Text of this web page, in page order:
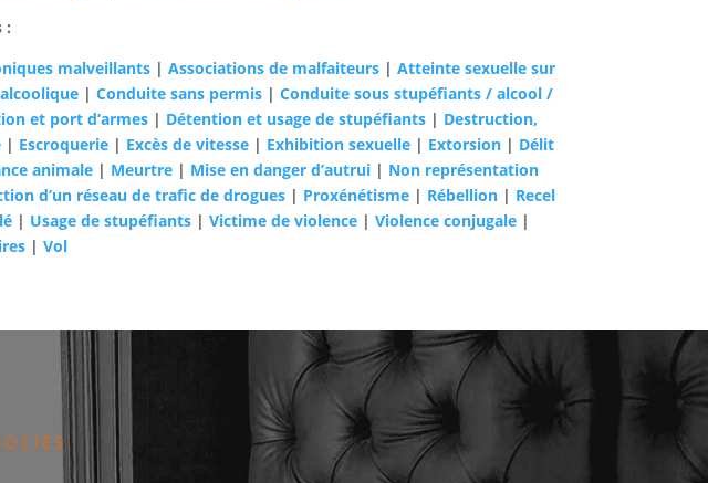
:
malveillants | Associations de malfaiteurs | Atteinte sexuelle sur
| Conduite sans permis | Conduite sous stupéfiants / alcool /
et port d’armes | Détention et usage de stupéfiants | Destruction,
| Escroquerie| Excès de vitesse| Exhibition sexuelle| Extorsion| Délit
animale | Meurtre | Mise en danger d’autrui | Non représentation
d’un réseau de trafic de drogues| Proxénétisme| Rébellion| Recel
| Usage de stupéfiants| Victime de violence| Violence conjugale|
| Vol